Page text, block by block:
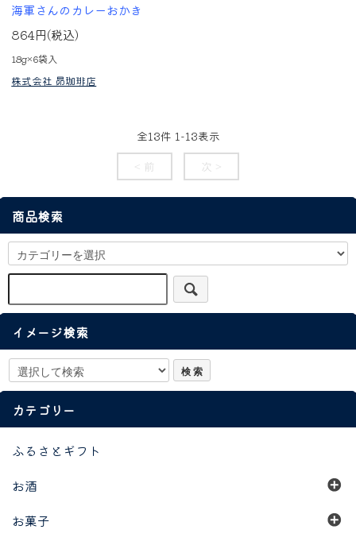
海軍さんのカレーおかき
864円(税込)
18g×6袋入
株式会社 昴珈琲店
全13件 1-13表示
< 前
次 >
商品検索
イメージ検索
カテゴリー
ふるさとギフト
お酒
お菓子